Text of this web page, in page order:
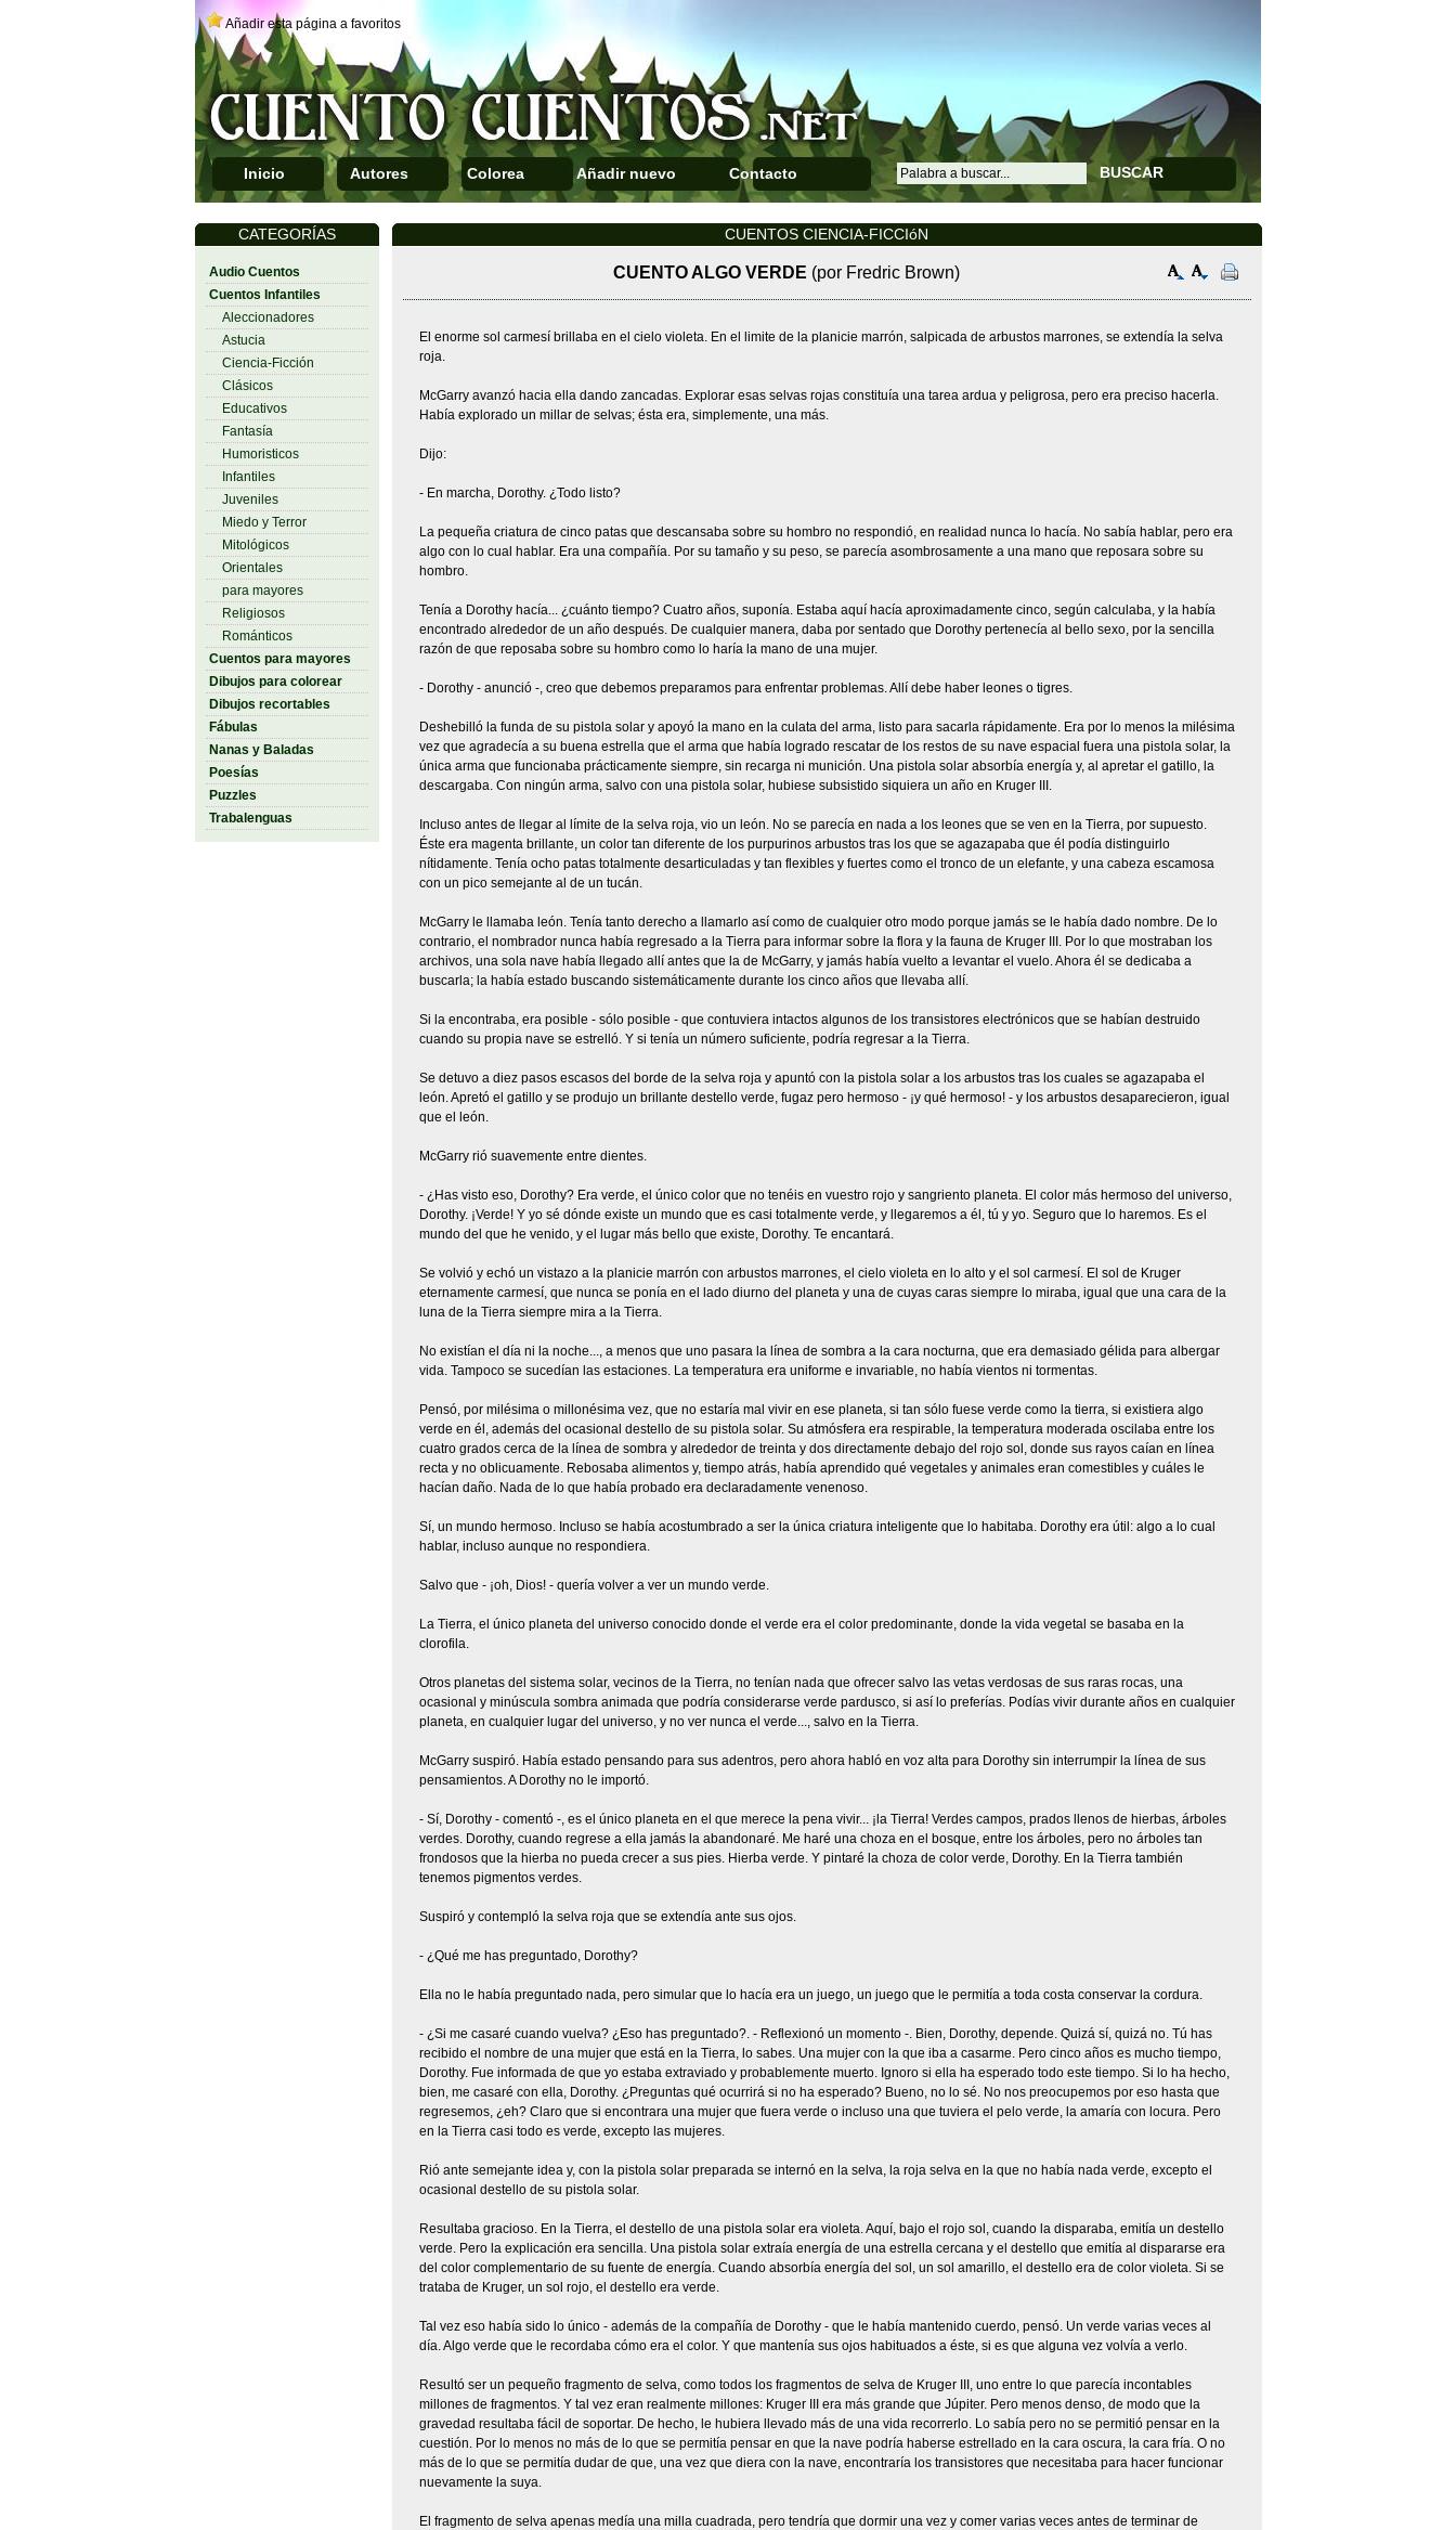
Añadir esta página a favoritos
Inicio Autores Colorea Añadir nuevo Contacto BUSCAR
CATEGORÍAS
Audio Cuentos
Cuentos Infantiles
Aleccionadores
Astucia
Ciencia-Ficción
Clásicos
Educativos
Fantasía
Humoristicos
Infantiles
Juveniles
Miedo y Terror
Mitológicos
Orientales
para mayores
Religiosos
Románticos
Cuentos para mayores
Dibujos para colorear
Dibujos recortables
Fábulas
Nanas y Baladas
Poesías
Puzzles
Trabalenguas
CUENTOS CIENCIA-FICCIóN
CUENTO ALGO VERDE (por Fredric Brown)
El enorme sol carmesí brillaba en el cielo violeta. En el limite de la planicie marrón, salpicada de arbustos marrones, se extendía la selva
roja.
McGarry avanzó hacia ella dando zancadas. Explorar esas selvas rojas constituía una tarea ardua y peligrosa, pero era preciso hacerla.
Había explorado un millar de selvas; ésta era, simplemente, una más.
Dijo:
- En marcha, Dorothy. ¿Todo listo?
La pequeña criatura de cinco patas que descansaba sobre su hombro no respondió, en realidad nunca lo hacía. No sabía hablar, pero era
algo con lo cual hablar. Era una compañía. Por su tamaño y su peso, se parecía asombrosamente a una mano que reposara sobre su
hombro.
Tenía a Dorothy hacía... ¿cuánto tiempo? Cuatro años, suponía. Estaba aquí hacía aproximadamente cinco, según calculaba, y la había
encontrado alrededor de un año después. De cualquier manera, daba por sentado que Dorothy pertenecía al bello sexo, por la sencilla
razón de que reposaba sobre su hombro como lo haría la mano de una mujer.
- Dorothy - anunció -, creo que debemos preparamos para enfrentar problemas. Allí debe haber leones o tigres.
Deshebilló la funda de su pistola solar y apoyó la mano en la culata del arma, listo para sacarla rápidamente. Era por lo menos la milésima
vez que agradecía a su buena estrella que el arma que había logrado rescatar de los restos de su nave espacial fuera una pistola solar, la
única arma que funcionaba prácticamente siempre, sin recarga ni munición. Una pistola solar absorbía energía y, al apretar el gatillo, la
descargaba. Con ningún arma, salvo con una pistola solar, hubiese subsistido siquiera un año en Kruger III.
Incluso antes de llegar al límite de la selva roja, vio un león. No se parecía en nada a los leones que se ven en la Tierra, por supuesto.
Éste era magenta brillante, un color tan diferente de los purpurinos arbustos tras los que se agazapaba que él podía distinguirlo
nítidamente. Tenía ocho patas totalmente desarticuladas y tan flexibles y fuertes como el tronco de un elefante, y una cabeza escamosa
con un pico semejante al de un tucán.
McGarry le llamaba león. Tenía tanto derecho a llamarlo así como de cualquier otro modo porque jamás se le había dado nombre. De lo
contrario, el nombrador nunca había regresado a la Tierra para informar sobre la flora y la fauna de Kruger III. Por lo que mostraban los
archivos, una sola nave había llegado allí antes que la de McGarry, y jamás había vuelto a levantar el vuelo. Ahora él se dedicaba a
buscarla; la había estado buscando sistemáticamente durante los cinco años que llevaba allí.
Si la encontraba, era posible - sólo posible - que contuviera intactos algunos de los transistores electrónicos que se habían destruido
cuando su propia nave se estrelló. Y si tenía un número suficiente, podría regresar a la Tierra.
Se detuvo a diez pasos escasos del borde de la selva roja y apuntó con la pistola solar a los arbustos tras los cuales se agazapaba el
león. Apretó el gatillo y se produjo un brillante destello verde, fugaz pero hermoso - ¡y qué hermoso! - y los arbustos desaparecieron, igual
que el león.
McGarry rió suavemente entre dientes.
- ¿Has visto eso, Dorothy? Era verde, el único color que no tenéis en vuestro rojo y sangriento planeta. El color más hermoso del universo,
Dorothy. ¡Verde! Y yo sé dónde existe un mundo que es casi totalmente verde, y llegaremos a él, tú y yo. Seguro que lo haremos. Es el
mundo del que he venido, y el lugar más bello que existe, Dorothy. Te encantará.
Se volvió y echó un vistazo a la planicie marrón con arbustos marrones, el cielo violeta en lo alto y el sol carmesí. El sol de Kruger
eternamente carmesí, que nunca se ponía en el lado diurno del planeta y una de cuyas caras siempre lo miraba, igual que una cara de la
luna de la Tierra siempre mira a la Tierra.
No existían el día ni la noche..., a menos que uno pasara la línea de sombra a la cara nocturna, que era demasiado gélida para albergar
vida. Tampoco se sucedían las estaciones. La temperatura era uniforme e invariable, no había vientos ni tormentas.
Pensó, por milésima o millonésima vez, que no estaría mal vivir en ese planeta, si tan sólo fuese verde como la tierra, si existiera algo
verde en él, además del ocasional destello de su pistola solar. Su atmósfera era respirable, la temperatura moderada oscilaba entre los
cuatro grados cerca de la línea de sombra y alrededor de treinta y dos directamente debajo del rojo sol, donde sus rayos caían en línea
recta y no oblicuamente. Rebosaba alimentos y, tiempo atrás, había aprendido qué vegetales y animales eran comestibles y cuáles le
hacían daño. Nada de lo que había probado era declaradamente venenoso.
Sí, un mundo hermoso. Incluso se había acostumbrado a ser la única criatura inteligente que lo habitaba. Dorothy era útil: algo a lo cual
hablar, incluso aunque no respondiera.
Salvo que - ¡oh, Dios! - quería volver a ver un mundo verde.
La Tierra, el único planeta del universo conocido donde el verde era el color predominante, donde la vida vegetal se basaba en la
clorofila.
Otros planetas del sistema solar, vecinos de la Tierra, no tenían nada que ofrecer salvo las vetas verdosas de sus raras rocas, una
ocasional y minúscula sombra animada que podría considerarse verde pardusco, si así lo preferías. Podías vivir durante años en cualquier
planeta, en cualquier lugar del universo, y no ver nunca el verde..., salvo en la Tierra.
McGarry suspiró. Había estado pensando para sus adentros, pero ahora habló en voz alta para Dorothy sin interrumpir la línea de sus
pensamientos. A Dorothy no le importó.
- Sí, Dorothy - comentó -, es el único planeta en el que merece la pena vivir... ¡la Tierra! Verdes campos, prados llenos de hierbas, árboles
verdes. Dorothy, cuando regrese a ella jamás la abandonaré. Me haré una choza en el bosque, entre los árboles, pero no árboles tan
frondosos que la hierba no pueda crecer a sus pies. Hierba verde. Y pintaré la choza de color verde, Dorothy. En la Tierra también
tenemos pigmentos verdes.
Suspiró y contempló la selva roja que se extendía ante sus ojos.
- ¿Qué me has preguntado, Dorothy?
Ella no le había preguntado nada, pero simular que lo hacía era un juego, un juego que le permitía a toda costa conservar la cordura.
- ¿Si me casaré cuando vuelva? ¿Eso has preguntado?. - Reflexionó un momento -. Bien, Dorothy, depende. Quizá sí, quizá no. Tú has
recibido el nombre de una mujer que está en la Tierra, lo sabes. Una mujer con la que iba a casarme. Pero cinco años es mucho tiempo,
Dorothy. Fue informada de que yo estaba extraviado y probablemente muerto. Ignoro si ella ha esperado todo este tiempo. Si lo ha hecho,
bien, me casaré con ella, Dorothy. ¿Preguntas qué ocurrirá si no ha esperado? Bueno, no lo sé. No nos preocupemos por eso hasta que
regresemos, ¿eh? Claro que si encontrara una mujer que fuera verde o incluso una que tuviera el pelo verde, la amaría con locura. Pero
en la Tierra casi todo es verde, excepto las mujeres.
Rió ante semejante idea y, con la pistola solar preparada se internó en la selva, la roja selva en la que no había nada verde, excepto el
ocasional destello de su pistola solar.
Resultaba gracioso. En la Tierra, el destello de una pistola solar era violeta. Aquí, bajo el rojo sol, cuando la disparaba, emitía un destello
verde. Pero la explicación era sencilla. Una pistola solar extraía energía de una estrella cercana y el destello que emitía al dispararse era
del color complementario de su fuente de energía. Cuando absorbía energía del sol, un sol amarillo, el destello era de color violeta. Si se
trataba de Kruger, un sol rojo, el destello era verde.
Tal vez eso había sido lo único - además de la compañía de Dorothy - que le había mantenido cuerdo, pensó. Un verde varias veces al
día. Algo verde que le recordaba cómo era el color. Y que mantenía sus ojos habituados a éste, si es que alguna vez volvía a verlo.
Resultó ser un pequeño fragmento de selva, como todos los fragmentos de selva de Kruger III, uno entre lo que parecía incontables
millones de fragmentos. Y tal vez eran realmente millones: Kruger III era más grande que Júpiter. Pero menos denso, de modo que la
gravedad resultaba fácil de soportar. De hecho, le hubiera llevado más de una vida recorrerlo. Lo sabía pero no se permitió pensar en la
cuestión. Por lo menos no más de lo que se permitía pensar en que la nave podría haberse estrellado en la cara oscura, la cara fría. O no
más de lo que se permitía dudar de que, una vez que diera con la nave, encontraría los transistores que necesitaba para hacer funcionar
nuevamente la suya.
El fragmento de selva apenas medía una milla cuadrada, pero tendría que dormir una vez y comer varias veces antes de terminar de